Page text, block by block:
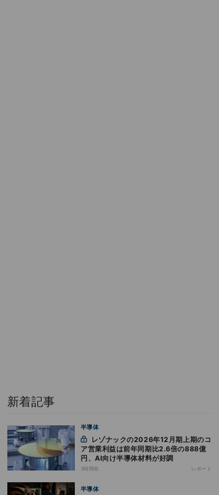
新着記事
半導体
ア営業利益は前年同期比2.6倍の888億
円、AI向け半導体材料が好調
3時間前 レポート
半導体